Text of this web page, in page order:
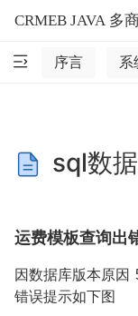
CRMEB JAVA 多
序言 系
sql数
运费模板查询出
因数据库版本原因
错误提示如下图